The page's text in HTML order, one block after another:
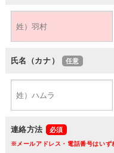
氏名（カナ）
連絡方法
※メールアドレス・電話番号はいず